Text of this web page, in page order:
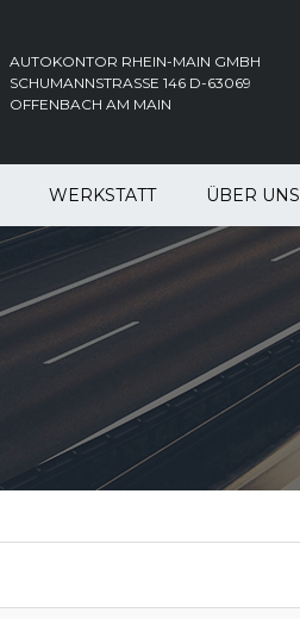
AUTOKONTOR RHEIN-MAIN GMBH
SCHUMANNSTRASSE 146 D-63069
OFFENBACH AM MAIN
WERKSTATT ÜBER UNS